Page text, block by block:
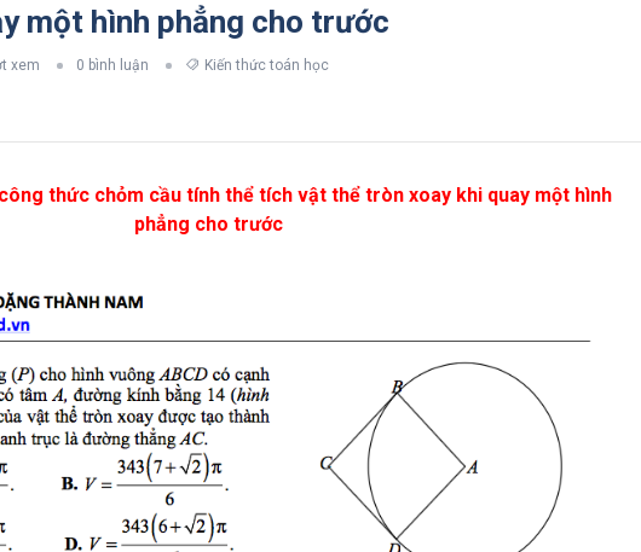
một hình phẳng cho trước
xem 0 bình luận Kiến thức toán học
thức chỏm cầu tính thể tích vật thể tròn xoay khi quay một hình
phẳng cho trước